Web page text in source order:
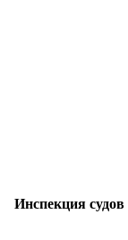
Инспекция судов